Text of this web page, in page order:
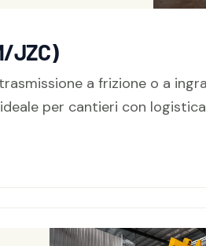
JZC)
a frizione o a
per cantieri con